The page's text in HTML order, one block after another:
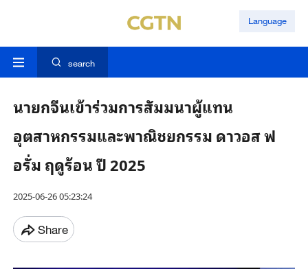
Language
search
นายกจีนเข้าร่วมการสัมมนาผู้แทน
อุตสาหกรรมและพาณิชยกรรม ดาวอส ฟ
อรั่ม ฤดูร้อน ปี 2025
2025-06-26 05:23:24
Share